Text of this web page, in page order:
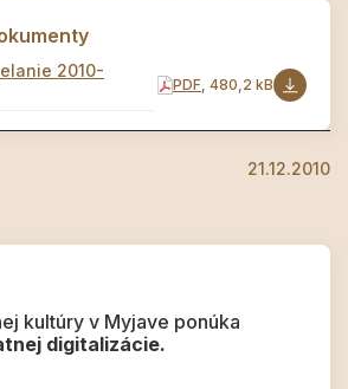
2010-
PDF, 480,2 kB
21.12.2010
kultúry v Myjave ponúka
digitalizácie.